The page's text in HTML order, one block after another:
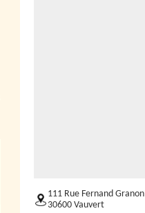
111 Rue Fernand Granon
30600 Vauvert